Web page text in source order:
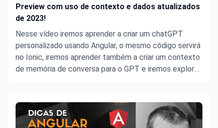
Preview com uso de contexto e dados atualizados
de 2023!
Nesse vídeo iremos aprender a criar um chatGPT
personalizado usando Angular, o mesmo código servirá
no Ionic, iremos aprender também a criar um contexto
de memória de conversa para o GPT e iremos explorar